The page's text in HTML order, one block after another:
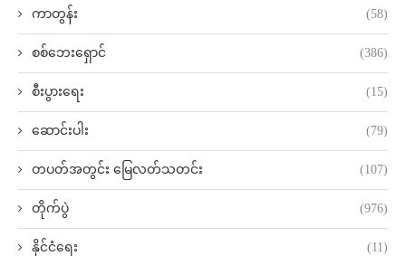
ကာတွန်း (58)
စစ်ဘေးရှောင် (386)
စီးပွားရေး (15)
ဆောင်းပါး (79)
တပတ်အတွင်း မြေလတ်သတင်း (107)
တိုက်ပွဲ (976)
နိုင်ငံရေး (11)